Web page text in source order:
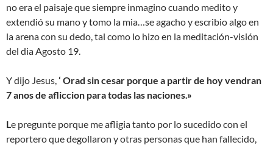
no era el paisaje que siempre inmagino cuando meditoy
extendió su mano y tomo la mia…se agacho y escribio algo en
la arena con su dedo, tal como lo hizo en la meditación-visión
del dia Agosto 19.
Y dijo Jesus, ‘ Orad sin cesar porque a partir de hoy vendran
7 anos de afliccion para todas las naciones.»
L e pregunte porque me afligia tanto por lo sucedido con el
reportero que degollaron y otras personas que han fallecido,